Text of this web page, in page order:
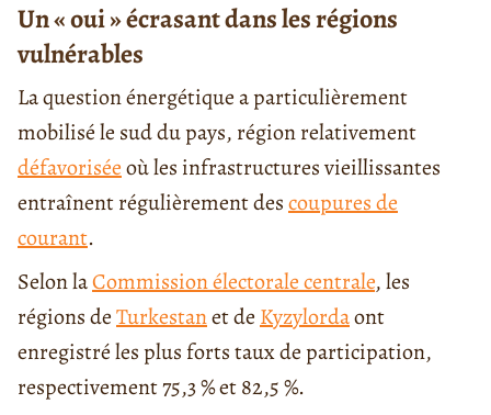
Un « oui » écrasant dans les régions
vulnérables
La question énergétique a particulièrement
mobilisé le sud du pays, région relativement
défavoriséeoù les infrastructures vieillissantes
entraînent régulièrement descoupures de
courant.
Selon laCommission électorale centrale, les
régions deTurkestanet de Kyzylordaont
enregistré les plus forts taux de participation,
respectivement 75,3 % et 82,5 %.